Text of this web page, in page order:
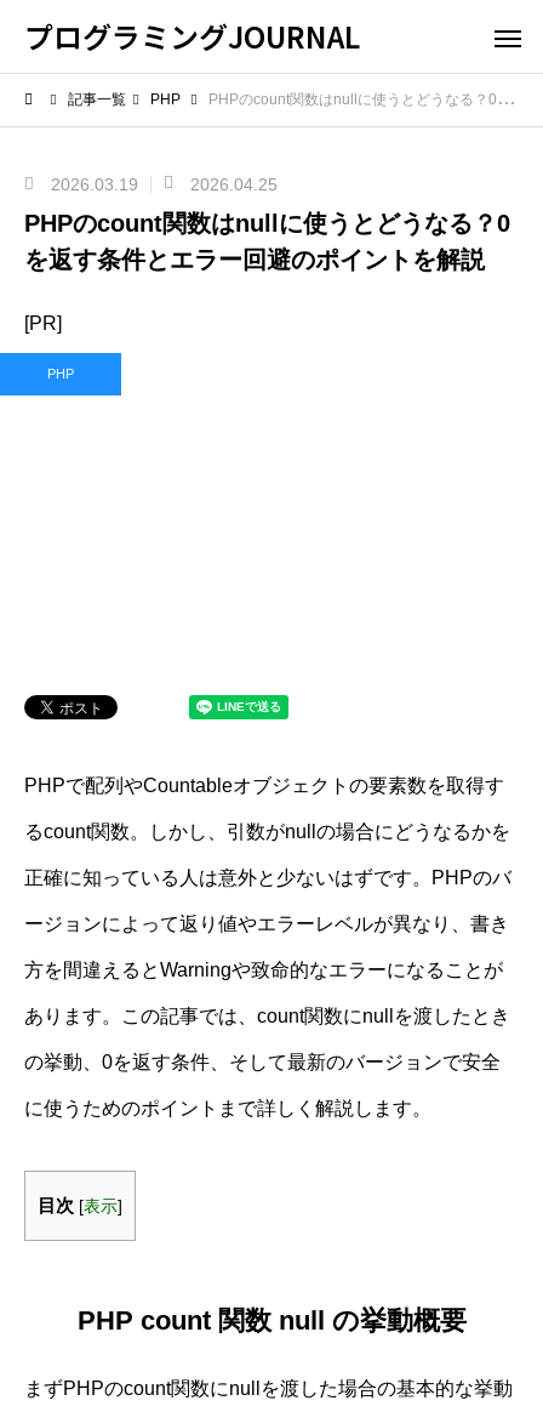
プログラミングJOURNAL
記事一覧 PHP PHPのcount関数はnullに使うとどうなる？0を返す条件とエラー回避のポイントを解説
2026.03.19 2026.04.25
PHPのcount関数はnullに使うとどうなる？0
を返す条件とエラー回避のポイントを解説
[PR]
PHP
PHPで配列やCountableオブジェクトの要素数を取得す
るcount関数。しかし、引数がnullの場合にどうなるかを
正確に知っている人は意外と少ないはずです。PHPのバ
ージョンによって返り値やエラーレベルが異なり、書き
方を間違えるとWarningや致命的なエラーになることが
あります。この記事では、count関数にnullを渡したとき
の挙動、0を返す条件、そして最新のバージョンで安全
に使うためのポイントまで詳しく解説します。
目次 [表示]
PHP count 関数 null の挙動概要
まずPHPのcount関数にnullを渡した場合の基本的な挙動